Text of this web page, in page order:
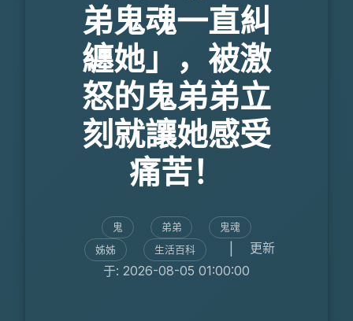
弟鬼魂一直糾
纏她」，被激
怒的鬼弟弟立
刻就讓她感受
痛苦！
鬼 弟弟
鬼魂
姊姊
生活百科
更新
于: 2026-08-05 01:00:00